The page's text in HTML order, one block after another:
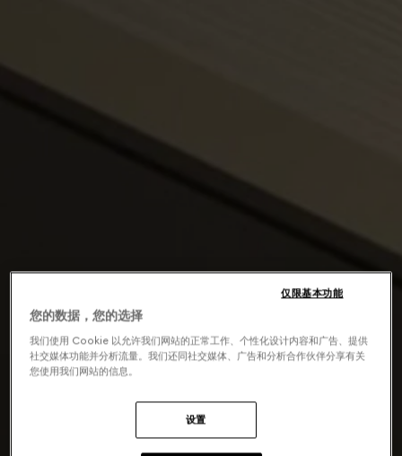
您的数据，您的选择
我们使用 Cookie 以允许我们网站的正常工作、个性化设计内容和广告、提供
社交媒体功能并分析流量。我们还同社交媒体、广告和分析合作伙伴分享有关
您使用我们网站的信息。
设置
仅限基本功能